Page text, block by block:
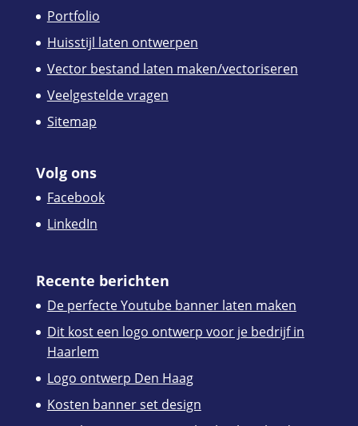
Portfolio
Huisstijl laten ontwerpen
Vector bestand laten maken/vectoriseren
Veelgestelde vragen
Sitemap
Volg ons
Facebook
LinkedIn
Recente berichten
De perfecte Youtube banner laten maken
Dit kost een logo ontwerp voor je bedrijf in
Haarlem
Logo ontwerp Den Haag
Kosten banner set design